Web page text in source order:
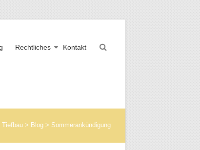
Rechtliches Kontakt
Tiefbau > Blog > Sommerankündigung